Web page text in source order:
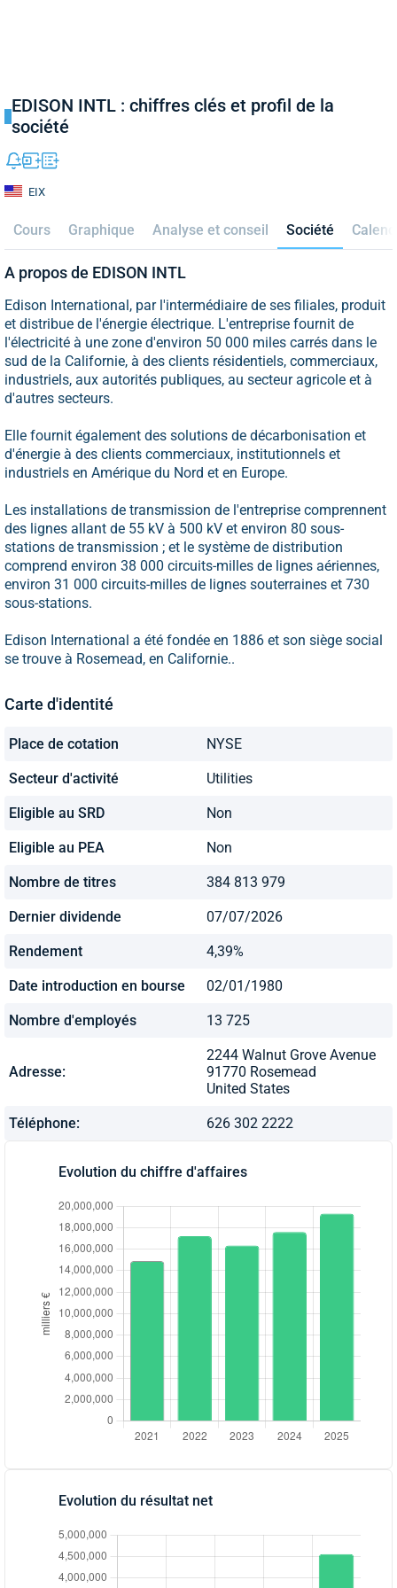
EDISON INTL : chiffres clés et profil de la
société
EIX
Cours Graphique Analyse et conseil Société
A propos de EDISON INTL
Edison International, par l'intermédiaire de ses filiales, produit
et distribue de l'énergie électrique. L'entreprise fournit de
l'électricité à une zone d'environ 50 000 miles carrés dans le
sud de la Californie, à des clients résidentiels, commerciaux,
industriels, aux autorités publiques, au secteur agricole et à
d'autres secteurs.
Elle fournit également des solutions de décarbonisation et
d'énergie à des clients commerciaux, institutionnels et
industriels en Amérique du Nord et en Europe.
Les installations de transmission de l'entreprise comprennent
des lignes allant de 55 kV à 500 kV et environ 80 sous-
stations de transmission ; et le système de distribution
comprend environ 38 000 circuits-milles de lignes aériennes,
environ 31 000 circuits-milles de lignes souterraines et 730
sous-stations.
Edison International a été fondée en 1886 et son siège social
se trouve à Rosemead, en Californie..
Carte d'identité
Place de cotation NYSE
Secteur d'activité Utilities
Eligible au SRD Non
Eligible au PEA Non
Nombre de titres 384 813 979
Dernier dividende 07/07/2026
Rendement 4,39%
Date introduction en bourse 02/01/1980
Nombre d'employés 13 725
Adresse:
2244 Walnut Grove Avenue
91770 Rosemead
United States
Téléphone: 626 302 2222
Evolution du chiffre d'affaires
Evolution du résultat net